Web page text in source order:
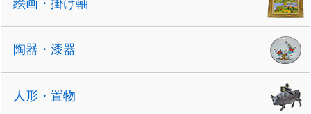
絵画・掛け軸
陶器・漆器
人形・置物